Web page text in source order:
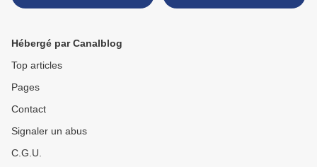
Montpeyroux
Hébergé par Canalblog
Top articles
Pages
Contact
Signaler un abus
C.G.U.